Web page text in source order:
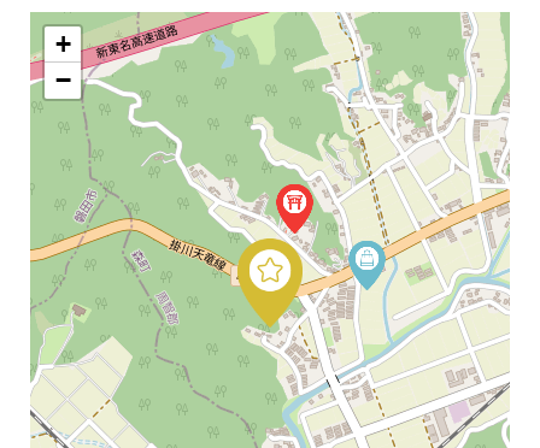
+
−